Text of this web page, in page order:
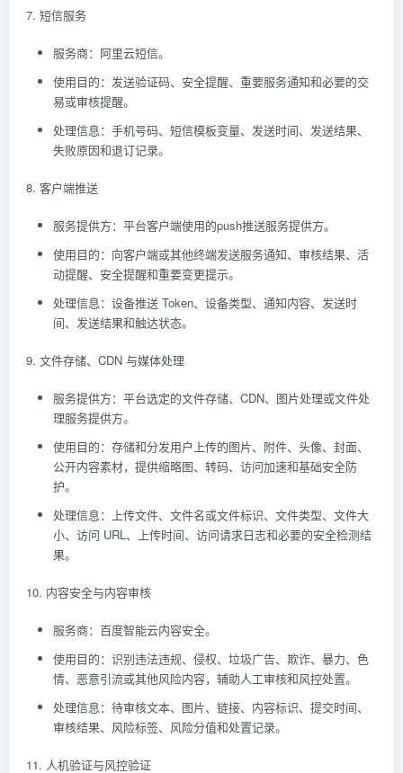
7. 短信服务
服务商：阿里云短信。
使用目的：发送验证码、安全提醒、重要服务通知和必要的交
易或审核提醒。
处理信息：手机号码、短信模板变量、发送时间、发送结果、
失败原因和退订记录。
8. 客户端推送
服务提供方：平台客户端使用的push推送服务提供方。
使用目的：向客户端或其他终端发送服务通知、审核结果、活
动提醒、安全提醒和重要变更提示。
处理信息：设备推送 Token、设备类型、通知内容、发送时
间、发送结果和触达状态。
9. 文件存储、CDN 与媒体处理
服务提供方：平台选定的文件存储、CDN、图片处理或文件处
理服务提供方。
使用目的：存储和分发用户上传的图片、附件、头像、封面、
公开内容素材，提供缩略图、转码、访问加速和基础安全防
护。
处理信息：上传文件、文件名或文件标识、文件类型、文件大
小、访问 URL、上传时间、访问请求日志和必要的安全检测结
果。
10. 内容安全与内容审核
服务商：百度智能云内容安全。
使用目的：识别违法违规、侵权、垃圾广告、欺诈、暴力、色
情、恶意引流或其他风险内容，辅助人工审核和风控处置。
处理信息：待审核文本、图片、链接、内容标识、提交时间、
审核结果、风险标签、风险分值和处置记录。
11. 人机验证与风控验证